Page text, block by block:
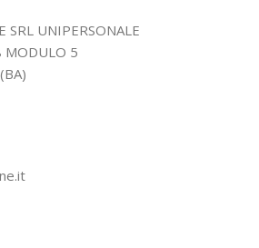
SRL UNIPERSONALE
MODULO 5